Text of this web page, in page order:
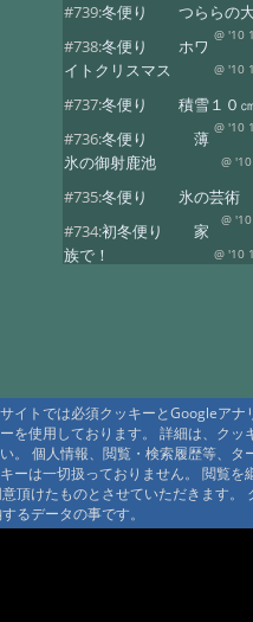
#739:冬便り つららの
@ '10
#738:冬便り ホワ
イトクリスマス
@ '10
#737:冬便り 積雪１０㎝
@ '10
#736:冬便り 薄
氷の御射鹿池
@
#735:冬便り 氷の芸術
@
#734:初冬便り 家
族で！
@ '10
#730:初冬便り 御柱
@
#729: 初冬便り 初
冠雪
@
#728:初冬便り 哀愁
@
イトでは必須クッキーとGoogleアナ
を使用しております。 詳細は、クッ
。 個人情報、閲覧・検索履歴等、タ
ーは一切扱っておりません。 閲覧を
頂けたものとさせていただきます。
るデータの事です。